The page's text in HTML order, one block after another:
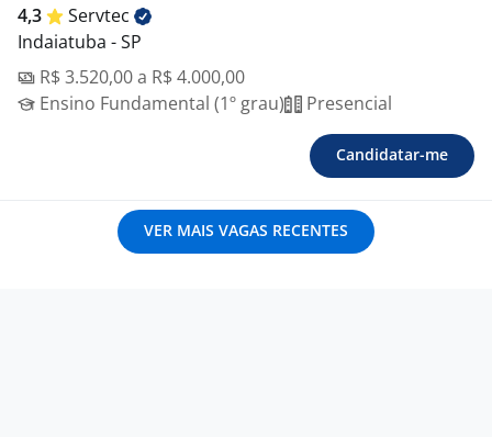
4,3
Servtec
Indaiatuba - SP
R$ 3.520,00 a R$ 4.000,00
Ensino Fundamental (1º grau)
Presencial
Candidatar-me
VER MAIS VAGAS RECENTES